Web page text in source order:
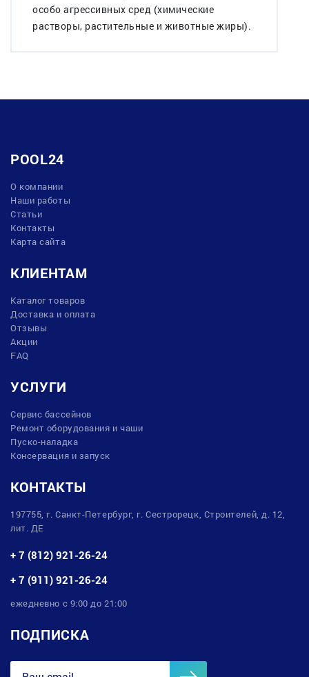
особо агрессивных сред (химические
растворы, растительные и животные жиры).
POOL24
О компании
Наши работы
Статьи
Контакты
Карта сайта
КЛИЕНТАМ
Каталог товаров
Доставка и оплата
Отзывы
Акции
FAQ
УСЛУГИ
Сервис бассейнов
Ремонт оборудования и чаши
Пуско-наладка
Консервация и запуск
КОНТАКТЫ
197755, г. Санкт-Петербург, г. Сестрорецк, Строителей, д. 12,
лит. ДЕ
+ 7 (812) 921-26-24
+ 7 (911) 921-26-24
ежедневно с 9:00 до 21:00
ПОДПИСКА